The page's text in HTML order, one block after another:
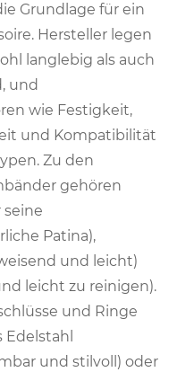
Grundlage für ein
Hersteller legen
langlebig als auch
und
wie Festigkeit,
und Kompatibilität
Zu den
gehören
Patina),
und leicht)
leicht zu reinigen).
und Ringe
und stilvoll) oder